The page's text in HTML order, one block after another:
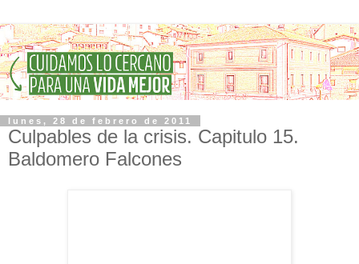
lunes, 28 de febrero de 2011
Culpables de la crisis. Capitulo 15.
Baldomero Falcones